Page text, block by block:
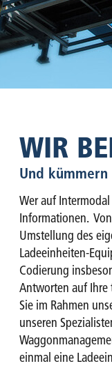
WIR
Und
Wer auf
Informationen.
Umstellung des
Ladeeinheiten-
Codierung
Antworten auf Ihre
Sie im Rahmen
unseren
einmal eine